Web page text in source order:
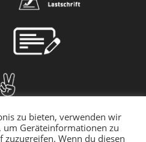
zu bieten, verwenden wir
um Geräteinformationen zu
Wenn du diesen